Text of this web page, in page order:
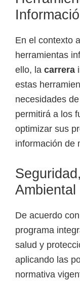
En el contexto
herramientas
ello, la carrera
estas
necesidades
permitirá a los
optimizar sus
información de
Ambiental
De acuerdo
programa
salud y
aplicando las
normativa